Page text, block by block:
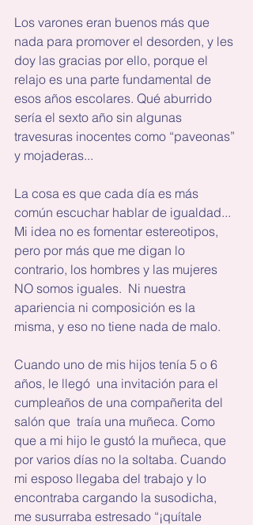
Los varones eran buenos más que
nada para promover el desorden, y les
doy las gracias por ello, porque el
relajo es una parte fundamental de
esos años escolares. Qué aburrido
sería el sexto año sin algunas
travesuras inocentes como “paveonas”
y mojaderas...
La cosa es que cada día es más
común escuchar hablar de igualdad...
Mi idea no es fomentar estereotipos,
pero por más que me digan lo
contrario, los hombres y las mujeres
NO somos iguales.  Ni nuestra
apariencia ni composición es la
misma, y eso no tiene nada de malo.
Cuando uno de mis hijos tenía 5 o 6
años, le llegó  una invitación para el
cumpleaños de una compañerita del
salón que  traía una muñeca. Como
que a mi hijo le gustó la muñeca, que
por varios días no la soltaba. Cuando
mi esposo llegaba del trabajo y lo
encontraba cargando la susodicha,
me susurraba estresado “¡quítale